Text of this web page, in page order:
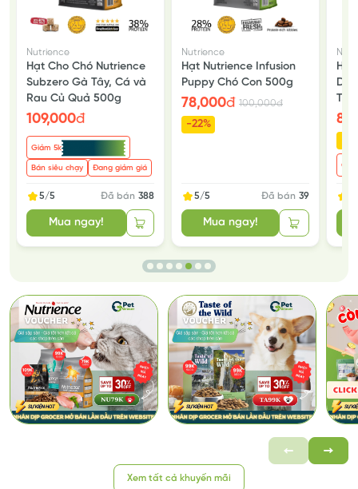
Nutrience
Hạt Cho Chó Nutrience
Subzero Gà Tây, Cá và
Rau Củ Quả 500g
109,000đ
Giảm 5k
Bán siêu chạy Đang giảm giá
5/5 Đã bán 388
Mua ngay!
Nutrience
Hạt Nutrience Infusion
Puppy Chó Con 500g
78,000đ 100,000đ
-22%
5/5 Đã bán 39
Mua ngay!
Hạt
Xem tất cả khuyến mãi